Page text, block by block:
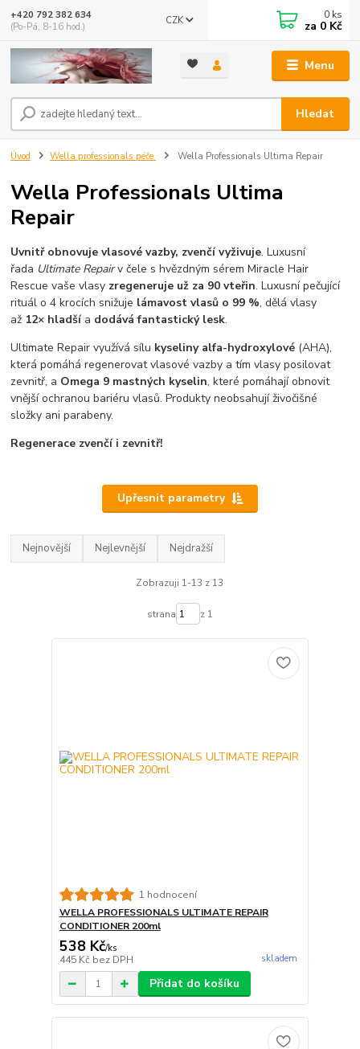
Menu
CZK
Hledat
+420 792 382 634
(Po-Pá, 8-16 hod.)
0 ks
za 0 Kč
Úvod Wella professionals péče Wella Professionals Ultima Repair
Wella Professionals Ultima
Repair
Uvnitř obnovuje vlasové vazby, zvenčí vyživuje. Luxusní
řada Ultimate Repairv čele s hvězdným sérem Miracle Hair
Rescue vaše vlasy zregeneruje už za 90 vteřin. Luxusní pečující
rituál o 4 krocích snižuje lámavost vlasů o 99 %, dělá vlasy
až 12× hladšía dodává fantastický lesk.
Ultimate Repair využívá sílu kyseliny alfa-hydroxylové (AHA),
která pomáhá regenerovat vlasové vazby a tím vlasy posilovat
zevnitř, a Omega 9 mastných kyselin, které pomáhají obnovit
vnější ochranou bariéru vlasů. Produkty neobsahují živočišné
složky ani parabeny.
Regenerace zvenčí i zevnitř!
Upřesnit parametry
Nejnovější Nejlevnější Nejdražší
Zobrazuji 1-13 z 13
strana z 1
1 hodnocení
WELLA PROFESSIONALS ULTIMATE REPAIR
CONDITIONER 200ml
538 Kč/ks
445 Kč bez DPH skladem
Přidat do košíku